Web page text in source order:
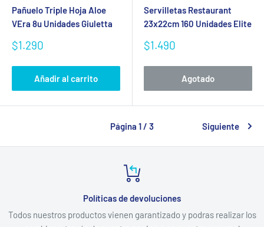
Pañuelo Triple Hoja Aloe
VEra 8u Unidades Giuletta
Precio
venta
$1.290
Añadir al carrito
Servilletas Restaurant
23x22cm 160 Unidades Elite
Precio
venta
$1.490
Agotado
Página 1 / 3 Siguiente
Políticas de devoluciones
Todos nuestros productos vienen garantizado y podras realizar los